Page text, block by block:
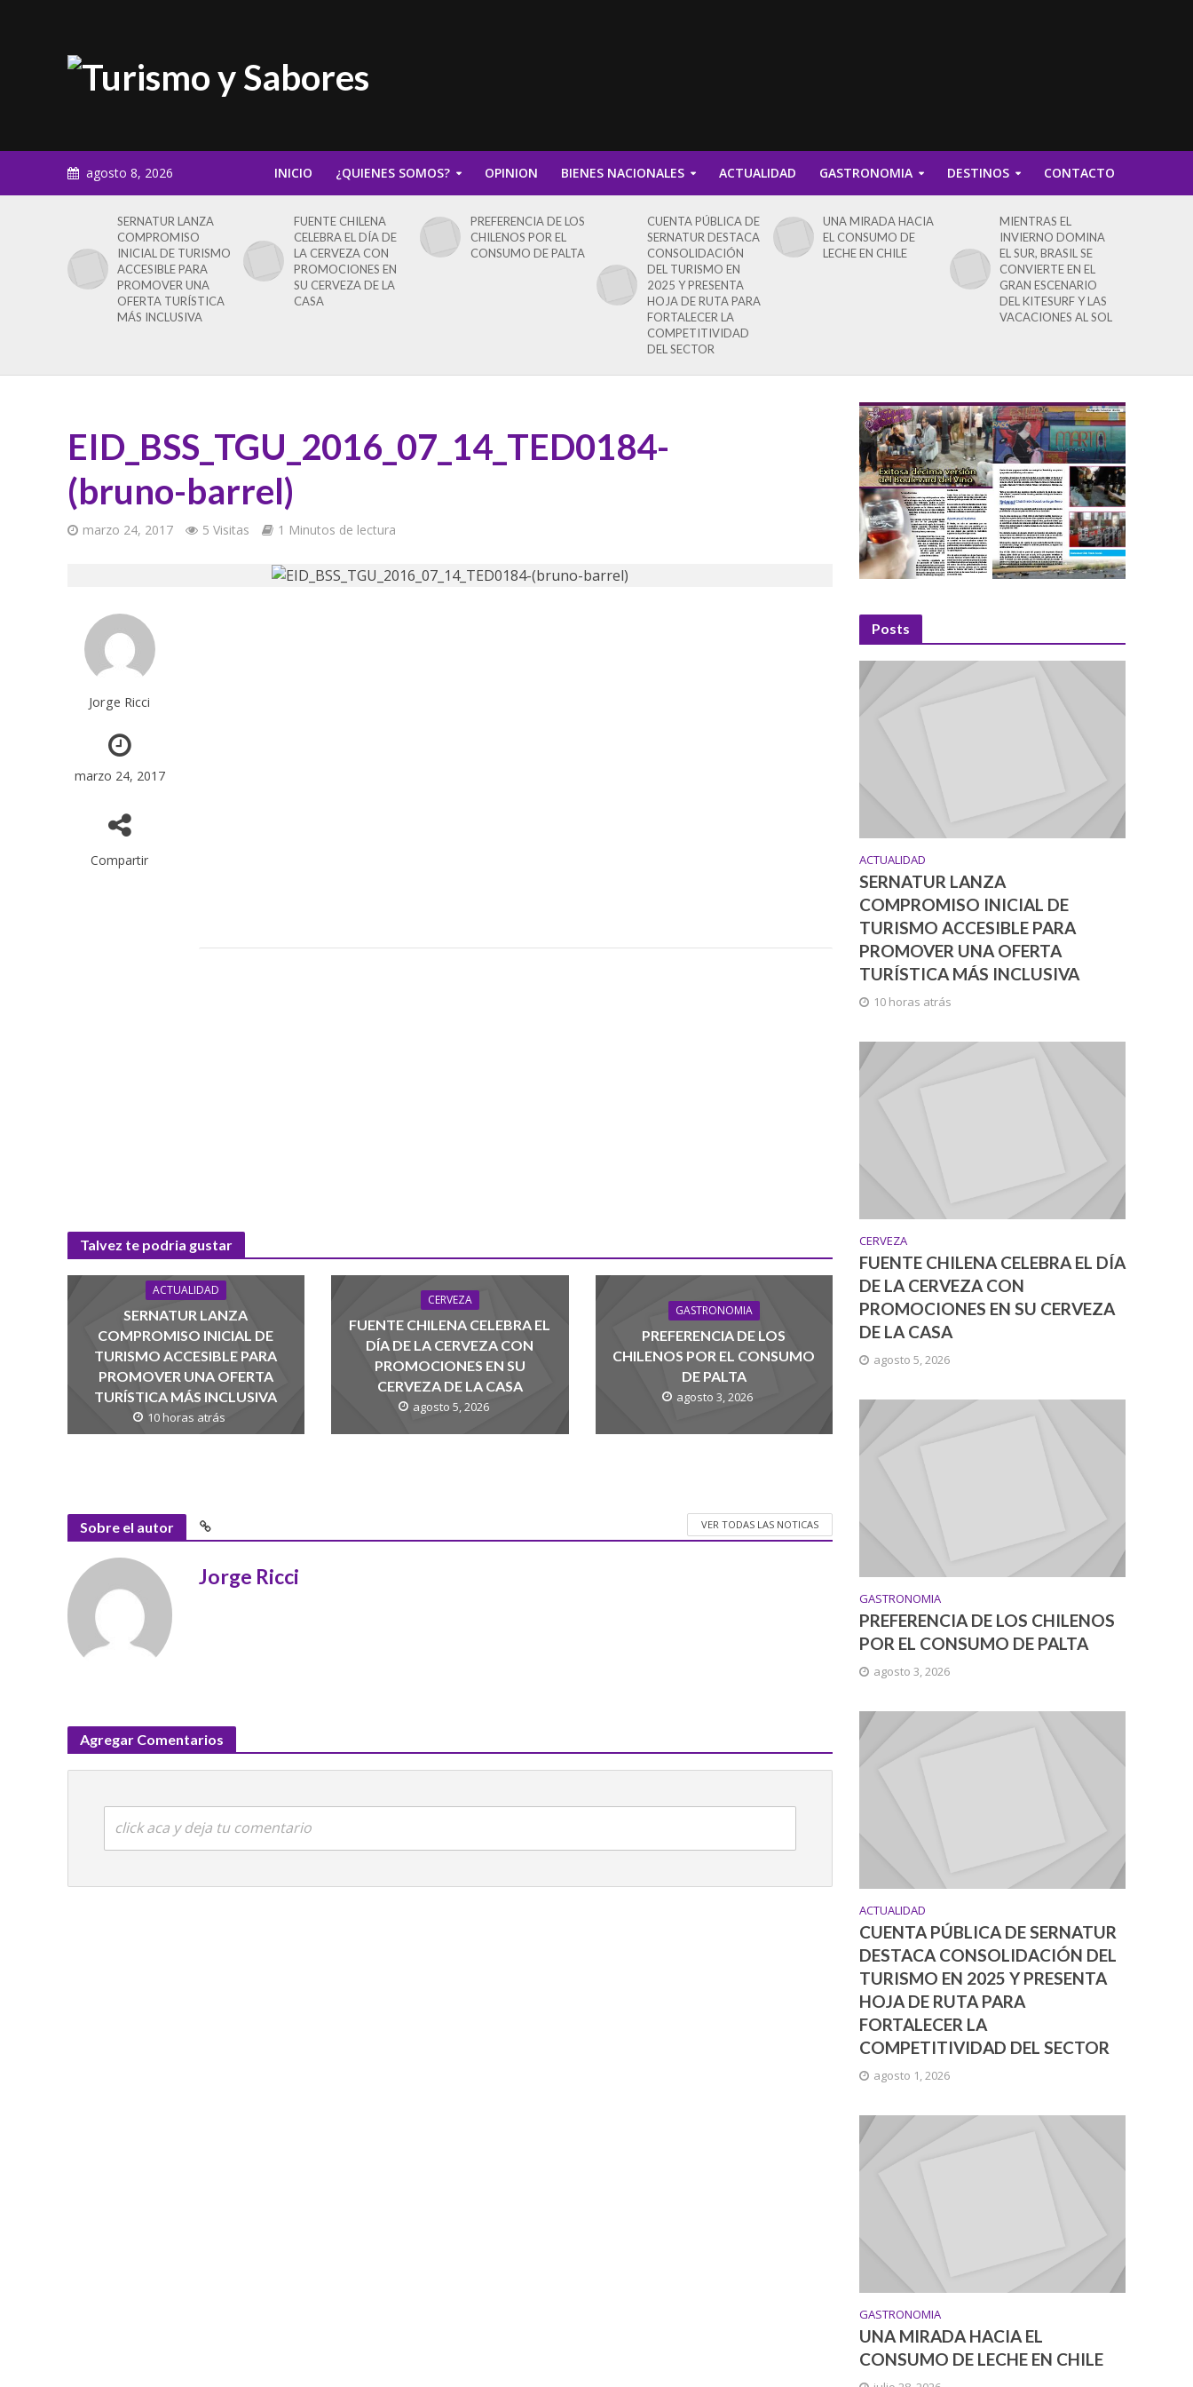
agosto 8, 2026 INICIO ¿QUIENES SOMOS? OPINION BIENES NACIONALES ACTUALIDAD GASTRONOMIA DESTINOS CONTACTO
SERNATUR LANZA
COMPROMISO
INICIAL DE TURISMO
ACCESIBLE PARA
PROMOVER UNA
OFERTA TURÍSTICA
MÁS INCLUSIVA
FUENTE CHILENA
CELEBRA EL DÍA DE
LA CERVEZA CON
PROMOCIONES EN
SU CERVEZA DE LA
CASA
PREFERENCIA DE LOS
CHILENOS POR EL
CONSUMO DE PALTA
CUENTA PÚBLICA DE
SERNATUR DESTACA
CONSOLIDACIÓN
DEL TURISMO EN
2025 Y PRESENTA
HOJA DE RUTA PARA
FORTALECER LA
COMPETITIVIDAD
DEL SECTOR
UNA MIRADA HACIA
EL CONSUMO DE
LECHE EN CHILE
MIENTRAS EL
INVIERNO DOMINA
EL SUR, BRASIL SE
CONVIERTE EN EL
GRAN ESCENARIO
DEL KITESURF Y LAS
VACACIONES AL SOL
EID_BSS_TGU_2016_07_14_TED0184-
(bruno-barrel)
marzo 24, 2017 5 Visitas 1 Minutos de lectura
Jorge Ricci
marzo 24, 2017
Compartir
Talvez te podria gustar
ACTUALIDAD
SERNATUR LANZA
COMPROMISO INICIAL DE
TURISMO ACCESIBLE PARA
PROMOVER UNA OFERTA
TURÍSTICA MÁS INCLUSIVA
10 horas atrás
CERVEZA
FUENTE CHILENA CELEBRA EL
DÍA DE LA CERVEZA CON
PROMOCIONES EN SU
CERVEZA DE LA CASA
agosto 5, 2026
GASTRONOMIA
PREFERENCIA DE LOS
CHILENOS POR EL CONSUMO
DE PALTA
agosto 3, 2026
Sobre el autor VER TODAS LAS NOTICAS
Jorge Ricci
Agregar Comentarios
click aca y deja tu comentario
Posts
ACTUALIDAD
SERNATUR LANZA
COMPROMISO INICIAL DE
TURISMO ACCESIBLE PARA
PROMOVER UNA OFERTA
TURÍSTICA MÁS INCLUSIVA
10 horas atrás
CERVEZA
FUENTE CHILENA CELEBRA EL DÍA
DE LA CERVEZA CON
PROMOCIONES EN SU CERVEZA
DE LA CASA
agosto 5, 2026
GASTRONOMIA
PREFERENCIA DE LOS CHILENOS
POR EL CONSUMO DE PALTA
agosto 3, 2026
ACTUALIDAD
CUENTA PÚBLICA DE SERNATUR
DESTACA CONSOLIDACIÓN DEL
TURISMO EN 2025 Y PRESENTA
HOJA DE RUTA PARA
FORTALECER LA
COMPETITIVIDAD DEL SECTOR
agosto 1, 2026
GASTRONOMIA
UNA MIRADA HACIA EL
CONSUMO DE LECHE EN CHILE